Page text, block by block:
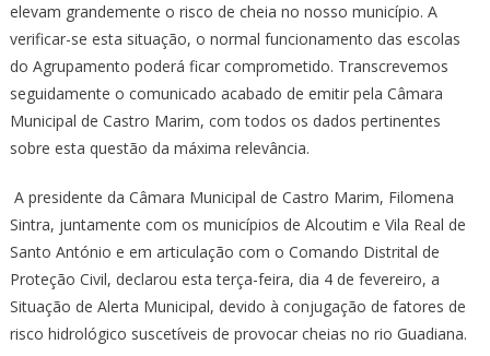
elevam grandemente o risco de cheia no nosso município. A
verificar-se esta situação, o normal funcionamento das escolas
do Agrupamento poderá ficar comprometido. Transcrevemos
seguidamente o comunicado acabado de emitir pela Câmara
Municipal de Castro Marim, com todos os dados pertinentes
sobre esta questão da máxima relevância.
A presidente da Câmara Municipal de Castro Marim, Filomena
Sintra, juntamente com os municípios de Alcoutim e Vila Real de
Santo António e em articulação com o Comando Distrital de
Proteção Civil, declarou esta terça-feira, dia 4 de fevereiro, a
Situação de Alerta Municipal, devido à conjugação de fatores de
risco hidrológico suscetíveis de provocar cheias no rio Guadiana.